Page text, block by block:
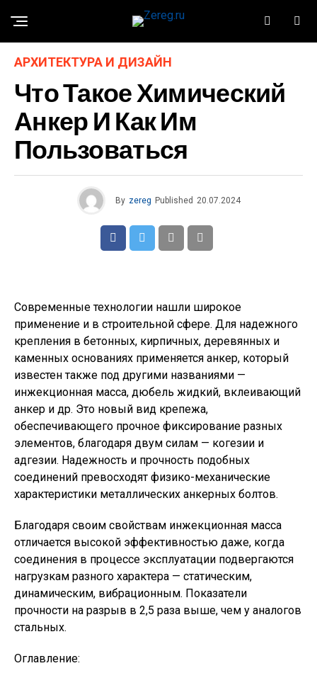
АРХИТЕКТУРА И ДИЗАЙН
Что Такое Химический
Анкер И Как Им
Пользоваться
By zereg Published 20.07.2024
Современные технологии нашли широкое
применение и в строительной сфере. Для надежного
крепления в бетонных, кирпичных, деревянных и
каменных основаниях применяется анкер, который
известен также под другими названиями —
инжекционная масса, дюбель жидкий, вклеивающий
анкер и др. Это новый вид крепежа,
обеспечивающего прочное фиксирование разных
элементов, благодаря двум силам — когезии и
адгезии. Надежность и прочность подобных
соединений превосходят физико-механические
характеристики металлических анкерных болтов.
Благодаря своим свойствам инжекционная масса
отличается высокой эффективностью даже, когда
соединения в процессе эксплуатации подвергаются
нагрузкам разного характера — статическим,
динамическим, вибрационным. Показатели
прочности на разрыв в 2,5 раза выше, чем у аналогов
стальных.
Оглавление: